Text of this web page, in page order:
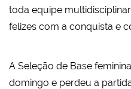
toda equipe
felizes com a conquista e
A Seleção de Base
domingo e perdeu a